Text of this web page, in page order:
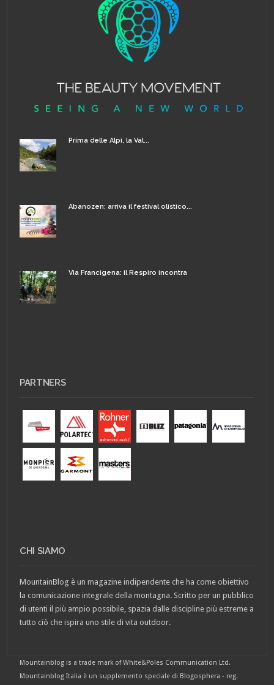
Prima delle Alpi, la Val...
Abanozen: arriva il festival olistico...
Via Francigena: il Respiro incontra
PARTNERS
CHI SIAMO
MountainBlog è un magazine indipendente che ha come obiettivo
la comunicazione integrale della montagna. Scritto per un pubblico
di utenti il più ampio possibile, spazia dalle discipline più estreme a
tutto ciò che ispira uno stile di vita outdoor.
Mountainblog is a trade mark of White&Poles Communication Ltd.
Mountainblog Italia è un supplemento speciale di Blogosphera - reg.